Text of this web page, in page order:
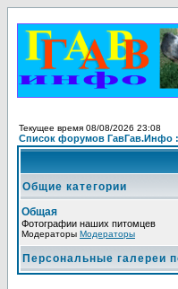
Текущее время 08/08/2026 23:08
Список форумов ГавГав.Инфо
Общие категории
Общая
Фотографии наших питомцев
Модераторы Модераторы
Персональные галереи